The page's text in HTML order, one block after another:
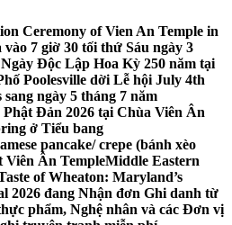
Ceremony of Vien An Temple in
vào 7 giờ 30 tối thứ Sáu ngày 3
Độc Lập Hoa Kỳ 250 năm tại
Poolesville dời Lễ hội July 4th
ngày 5 tháng 7 năm
Đản 2026 tại Chùa Viên Ân
ở Tiểu bang
pancake/ crepe (bánh xèo
Viên Ân TempleMiddle Eastern
of Wheaton: Maryland’s
2026 đang Nhận đơn Ghi danh từ
phẩm, Nghệ nhân và các Đơn vị